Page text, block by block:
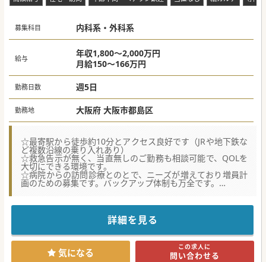
募集科目 内科系・外科系
給与
年収1,800～2,000万円
月給150～166万円
勤務日数 週5日
勤務地 大阪府 大阪市都島区
☆最寄駅から徒歩約10分とアクセス良好です（JRや地下鉄な
ど複数沿線の乗り入れあり）
☆救急告示が無く、当直無しのご勤務も相談可能で、QOLを
大切にできる環境です。
☆病院からの訪問診療とのとで、ニーズが増えており増員計
画のための募集です。バックアップ体制も万全です。
大阪市内の通勤に便利な場所に位置する病院です。
訪問診療に専念したい先生、ワークライフバランスを充実さ
せたい先生にピッタリの求人です。
お問い合わせをお待ちしております。
詳細を見る
気になる この求人に
問い合わせる